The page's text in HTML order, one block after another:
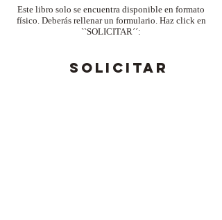
Este libro solo se encuentra disponible en formato
físico. Deberás rellenar un formulario. Haz click en
``SOLICITAR´´:
SOLICITAR